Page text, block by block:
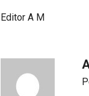
Editor A M